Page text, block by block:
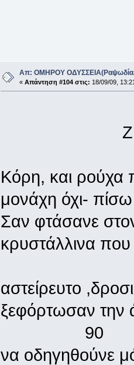
Απ: ΟΜΗΡΟΥ
« Απάντηση #104 στις: 18/09/09,
Ζ
Κόρη, και ρούχα
μονάχη όχι-
Σαν φτάσανε
κρυστάλλινα
αστείρευτο
ξεφόρτωσαν
90
να οδηγηθούνε